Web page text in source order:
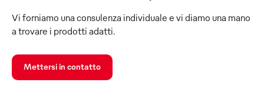
Vi forniamo una consulenza individuale e vi diamo una mano
a trovare i prodotti adatti.
Mettersi in contatto